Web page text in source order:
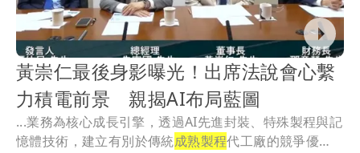
黃崇仁最後身影曝光！出席法說會心繫
力積電前景 親揭AI布局藍圖
...業務為核心成長引擎，透過AI先進封裝、特殊製程與記
憶體技術，建立有別於傳統成熟製程代工廠的競爭優